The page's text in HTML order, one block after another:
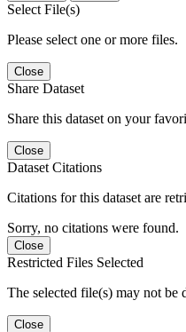
Select File(s)
Please select one or more files.
Close
Share Dataset
Share this dataset on your
Close
Dataset Citations
Citations for this dataset are
Sorry, no citations were found.
Close
Restricted Files Selected
The selected file(s) may not be
Close